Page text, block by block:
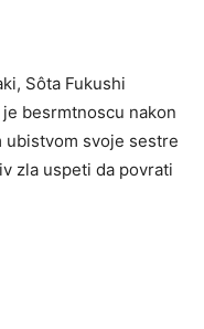
Sôta Fukushi
besrmtnoscu nakon
ubistvom svoje sestre
zla uspeti da povrati